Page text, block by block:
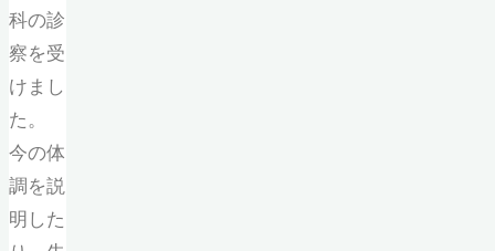
科の診
察を受
けまし
た。
今の体
調を説
明した